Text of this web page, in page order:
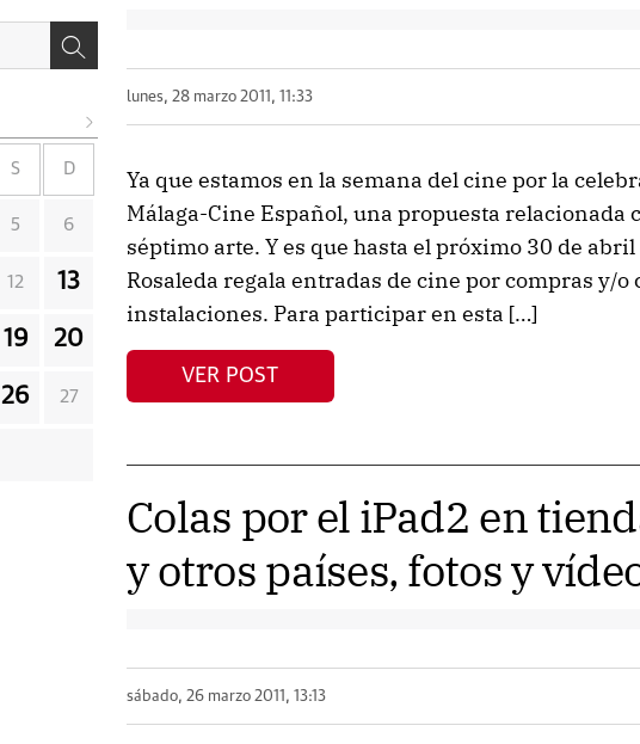
lunes, 28 marzo 2011, 11:33
Ya que estamos en la semana del cine por la
Málaga-Cine Español, una propuesta relacionada
séptimo arte. Y es que hasta el próximo 30 de
Rosaleda regala entradas de cine por compras y/
instalaciones. Para participar en esta […]
VER POST
Colas por el iPad2 en
y otros países, fotos y
sábado, 26 marzo 2011, 13:13
S D
5 6
12 13
19 20
26 27